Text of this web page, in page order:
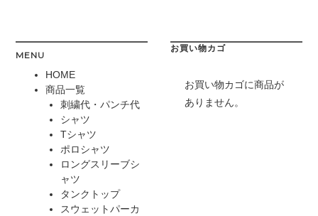
MENU
HOME
商品一覧
刺繍代・パンチ代
シャツ
Tシャツ
ポロシャツ
ロングスリーブシ
ャツ
タンクトップ
スウェットパーカ
お買い物カゴ
お買い物カゴに商品が
ありません。